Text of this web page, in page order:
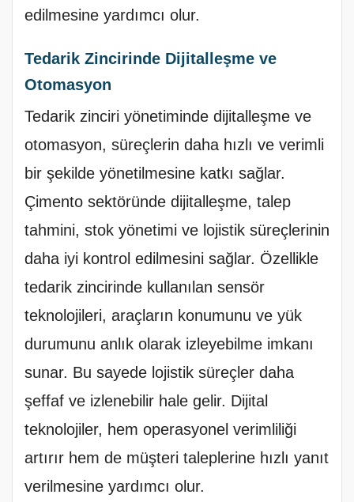
edilmesine yardımcı olur.
Tedarik Zincirinde Dijitalleşme ve
Otomasyon
Tedarik zinciri yönetiminde dijitalleşme ve
otomasyon, süreçlerin daha hızlı ve verimli
bir şekilde yönetilmesine katkı sağlar.
Çimento sektöründe dijitalleşme, talep
tahmini, stok yönetimi ve lojistik süreçlerinin
daha iyi kontrol edilmesini sağlar. Özellikle
tedarik zincirinde kullanılan sensör
teknolojileri, araçların konumunu ve yük
durumunu anlık olarak izleyebilme imkanı
sunar. Bu sayede lojistik süreçler daha
şeffaf ve izlenebilir hale gelir. Dijital
teknolojiler, hem operasyonel verimliliği
artırır hem de müşteri taleplerine hızlı yanıt
verilmesine yardımcı olur.